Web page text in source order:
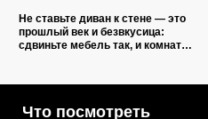
Не ставьте диван к стене — это
прошлый век и безвкусица:
сдвиньте мебель так, и комната
Что посмотреть